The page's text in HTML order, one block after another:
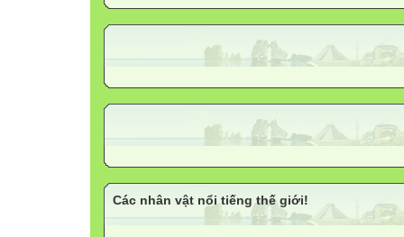
Các nhân vật nổi tiếng thế giới!